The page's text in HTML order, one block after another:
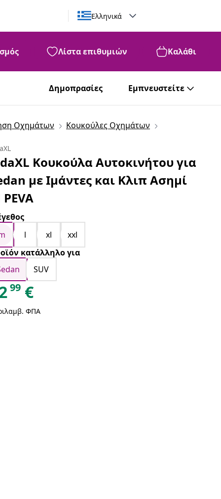
Ελληνικά
Λίστα επιθυμιών Καλάθι
Δημοπρασίες Εμπνευστείτε
Οχημάτων
Κουκούλες Οχημάτων
Κουκούλα Αυτοκινήτου για
με Ιμάντες και Κλιπ Ασημί
PEVA
l xl
xxl
κατάλληλο για
SUV
99 €
ΦΠΑ